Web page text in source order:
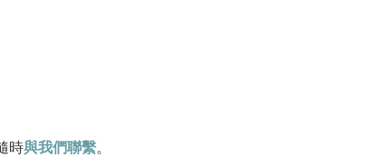
時與我們聯繫。